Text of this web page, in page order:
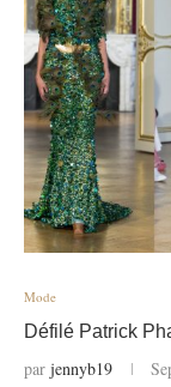
Mode
Défilé Patrick
par jennyb19